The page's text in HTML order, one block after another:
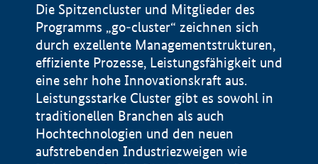
Die Spitzencluster und Mitglieder des
Programms „go-cluster“ zeichnen sich
durch exzellente Managementstrukturen,
effiziente Prozesse, Leistungsfähigkeit und
eine sehr hohe Innovationskraft aus.
Leistungsstarke Cluster gibt es sowohl in
traditionellen Branchen als auch
Hochtechnologien und den neuen
aufstrebenden Industriezweigen wie